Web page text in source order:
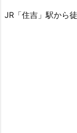
JR「住吉」駅から